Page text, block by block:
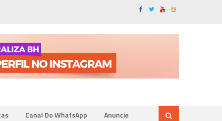
Canal Do WhatsApp Anuncie